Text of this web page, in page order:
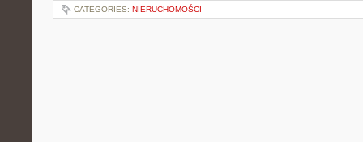
CATEGORIES: NIERUCHOMOŚCI